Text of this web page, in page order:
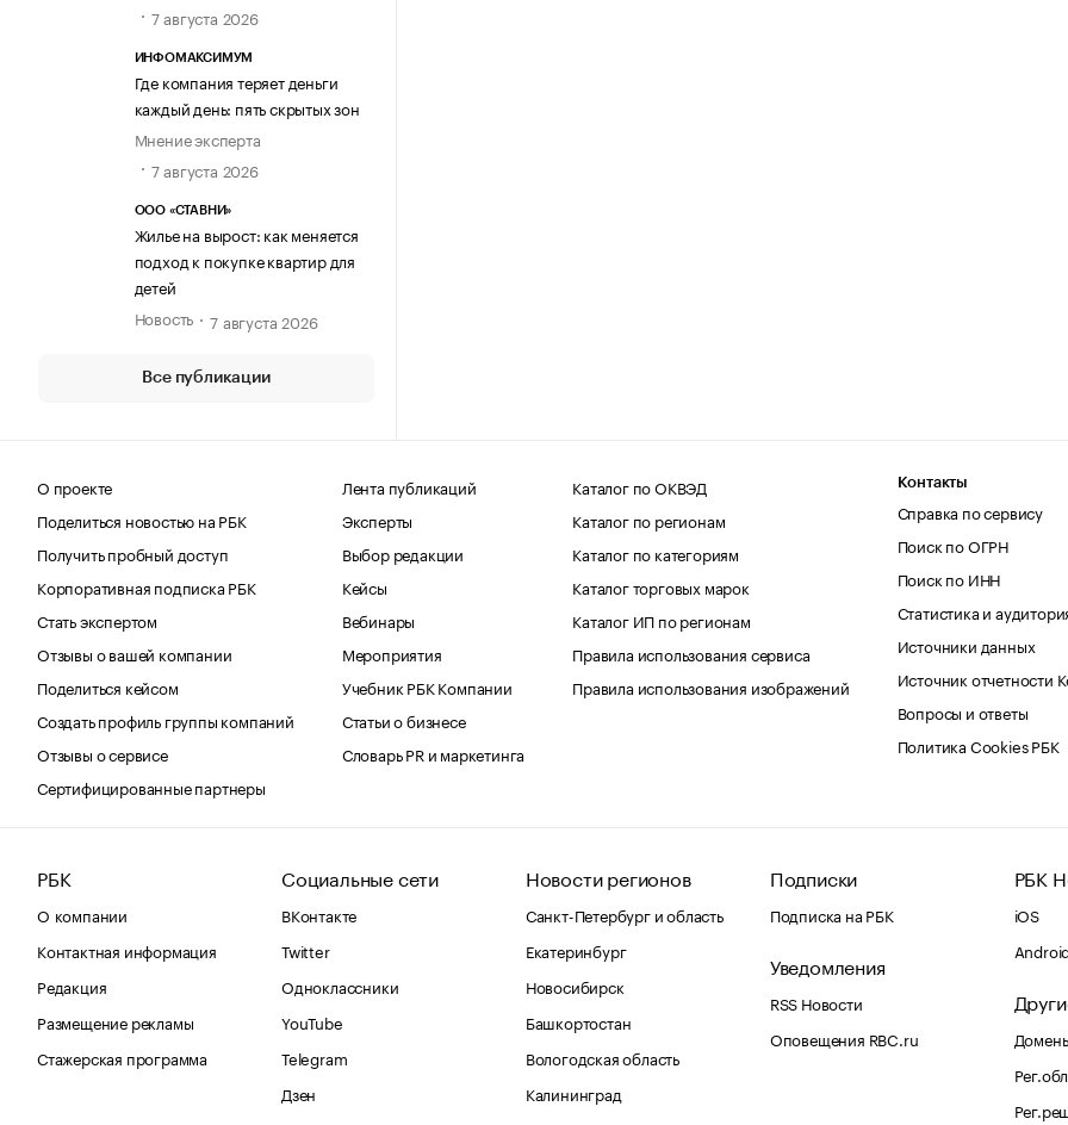
7 августа 2026
ИНФОМАКСИМУМ
Где компания теряет деньги
каждый день: пять скрытых зон
Мнение эксперта
7 августа 2026
ООО «СТАВНИ»
Жилье на вырост: как меняется
подход к покупке квартир для
детей
Новость
7 августа 2026
Все публикации
О проекте
Поделиться новостью на РБК
Получить пробный доступ
Корпоративная подписка РБК
Стать экспертом
Отзывы о вашей компании
Поделиться кейсом
Создать профиль группы компаний
Отзывы о сервисе
Сертифицированные партнеры
Лента публикаций
Эксперты
Выбор редакции
Кейсы
Вебинары
Мероприятия
Учебник РБК Компании
Статьи о бизнесе
Словарь PR и маркетинга
Каталог по ОКВЭД
Каталог по регионам
Каталог по категориям
Каталог торговых марок
Каталог ИП по регионам
Правила использования сервиса
Правила использования изображений
Контакты
Справка по сервису
Поиск по ОГРН
Поиск по ИНН
Статистика и
Источники данных
Источник отчетности
Вопросы и ответы
Политика Cookies РБК
РБК
О компании
Контактная информация
Редакция
Размещение рекламы
Стажерская программа
Социальные сети
ВКонтакте
Twitter
Одноклассники
YouTube
Telegram
Дзен
Новости регионов
Санкт-Петербург и область
Екатеринбург
Новосибирск
Башкортостан
Вологодская область
Калининград
Подписки
Подписка на РБК
Уведомления
RSS Новости
Оповещения RBC.ru
РБК
iOS